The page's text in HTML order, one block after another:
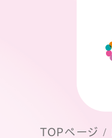
TOPページ